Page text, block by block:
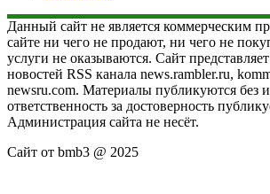
Данный сайт не является коммерческим
сайте ни чего не продают, ни чего не
услуги не оказываются. Сайт
новостей RSS канала news.rambler.ru,
newsru.com. Материалы публикуются без
ответственность за достоверность
Администрация сайта не несёт.
Сайт от bmb3 @ 2025